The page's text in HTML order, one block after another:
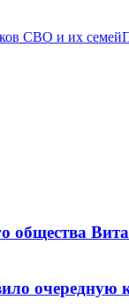
СВО и их семей
общества
очередную